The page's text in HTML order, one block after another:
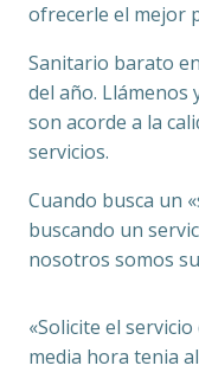
ofrecerle el mejor
Sanitario barato
del año. Llámenos
son acorde a la
servicios.
Cuando busca un
buscando un
nosotros somos
«Solicite el
media hora tenia